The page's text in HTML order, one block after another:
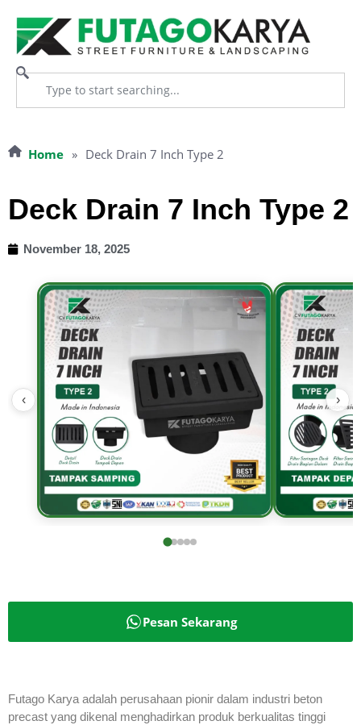
Home » Deck Drain 7 Inch Type 2
Deck Drain 7 Inch Type 2
November 18, 2025
‹ ›
Pesan Sekarang
Futago Karya adalah perusahaan pionir dalam industri beton
precast yang dikenal menghadirkan produk berkualitas tinggi